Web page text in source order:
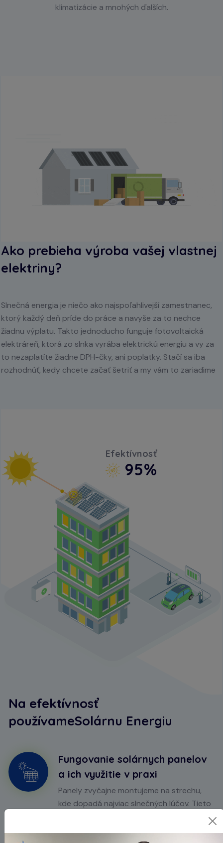
klimatizácie a mnohých ďalších.
Ako prebieha výroba vašej vlastnej
elektriny?
Slnečná energia je niečo ako najspoľahlivejší zamestnanec,
ktorý každý deň príde do práce a navyše za to nechce
žiadnu výplatu. Takto jednoducho funguje fotovoltaická
elektráreň, ktorá zo slnka vyrába elektrickú energiu a vy za
to nezaplatíte žiadne DPH-čky, ani poplatky. Stačí sa iba
rozhodnúť, kedy chcete začať šetriť a my vám to zariadime
Efektívnosť
95%
Na efektívnosť
používameSolárnu Energiu
Fungovanie solárnych panelov
a ich využitie v praxi
Panely zvyčajne montujeme na strechu,
kde dopadá najviac slnečných lúčov. Tieto